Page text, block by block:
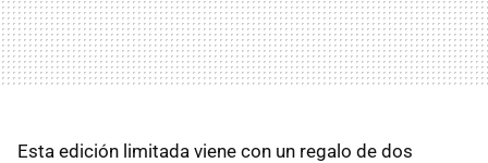
Esta edición limitada viene con un regalo de dos